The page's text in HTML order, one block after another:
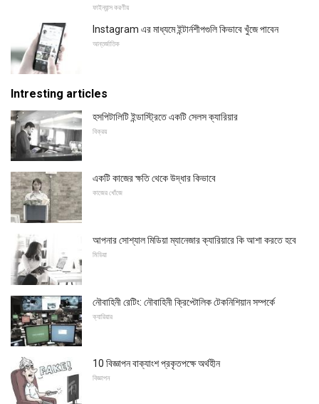
ফাইন্যান্স করণীয়
Instagram এর মাধ্যমে ইন্টার্নশীপগুলি কিভাবে খুঁজে পাবেন
আন্তর্জাতিক
Intresting articles
হসপিটালিটি ইন্ডাস্ট্রিতে একটি সেলস ক্যারিয়ার
বিক্রয়
একটি কাজের ক্ষতি থেকে উদ্ধার কিভাবে
কাজের খোঁজে
আপনার সোশ্যাল মিডিয়া ম্যানেজার ক্যারিয়ারে কি আশা করতে হবে
মিডিয়া
নৌবাহিনী রেটিং: নৌবাহিনী ক্রিপ্টোলিক টেকনিশিয়ান সম্পর্কে
ক্যারিয়ার
10 বিজ্ঞাপন বাক্যাংশ প্রকৃতপক্ষে অর্থহীন
বিজ্ঞাপন